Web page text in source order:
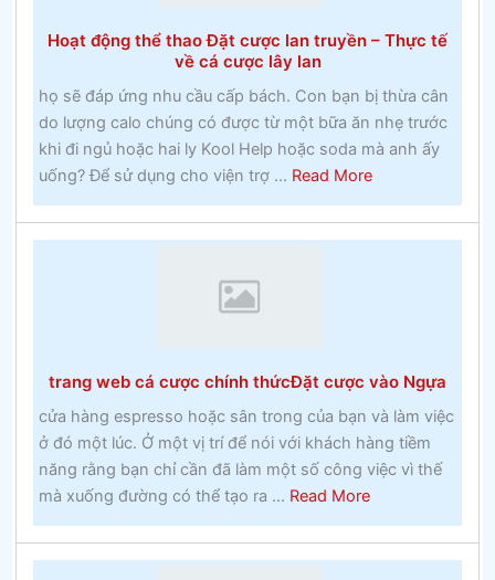
tại
khoa
Công
giáo
vào
những
Hoạt động thể thao Đặt cược lan truyền – Thực tế
về cá cược lây lan
họ sẽ đáp ứng nhu cầu cấp bách. Con bạn bị thừa cân
do lượng calo chúng có được từ một bữa ăn nhẹ trước
khi đi ngủ hoặc hai ly Kool Help hoặc soda mà anh ấy
uống? Để sử dụng cho viện trợ ... Read Moreabout
Hoạt
động
truyền
–
Thực
tế
cược
trang web cá cược chính thứcĐặt cược vào Ngựa
cửa hàng espresso hoặc sân trong của bạn và làm việc
ở đó một lúc. Ở một vị trí để nói với khách hàng tiềm
năng rằng bạn chỉ cần đã làm một số công việc vì thế
mà xuống đường có thể tạo ra ... Read Moreabout
trang
web